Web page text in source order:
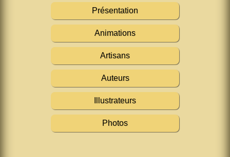
Présentation
Animations
Artisans
Auteurs
Illustrateurs
Photos